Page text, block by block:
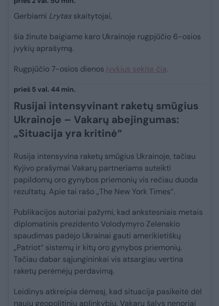
Gerbiami Lrytas skaitytojai,
šia žinute baigiame karo Ukrainoje rugpjūčio 6-osios
įvykių aprašymą.
Rugpjūčio 7-osios dienos įvykius sekite čia.
prieš 5 val. 44 min.
Rusijai intensyvinant raketų smūgius
Ukrainoje – Vakarų abejingumas:
„Situacija yra kritinė“
Rusija intensyvina raketų smūgius Ukrainoje, tačiau
Kyjivo prašymai Vakarų partneriams suteikti
papildomų oro gynybos priemonių vis rečiau duoda
rezultatų. Apie tai rašo „The New York Times“.
Publikacijos autoriai pažymi, kad ankstesniais metais
diplomatinis prezidento Volodymyro Zelenskio
spaudimas padėjo Ukrainai gauti amerikietiškų
„Patriot“ sistemų ir kitų oro gynybos priemonių.
Tačiau dabar sąjungininkai vis atsargiau vertina
raketų perėmėjų perdavimą.
Leidinys atkreipia dėmesį, kad situacija pasikeitė dėl
naujų geopolitinių aplinkybių. Vakarų šalys nenoriai